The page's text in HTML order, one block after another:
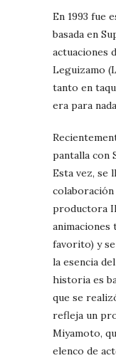
En 1993 fue
basada en
actuaciones
Leguizamo
tanto en
era para
pantalla con
Esta vez, se
productora
animaciones
favorito) y
la esencia
historia es
que se
refleja un
Miyamoto,
elenco de